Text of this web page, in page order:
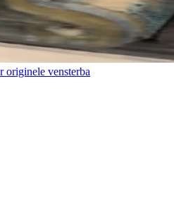
originele vensterba